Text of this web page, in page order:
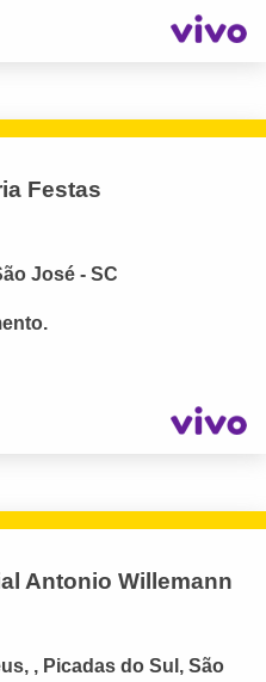
Festas
José - SC
Antonio Willemann
, Picadas do Sul, São